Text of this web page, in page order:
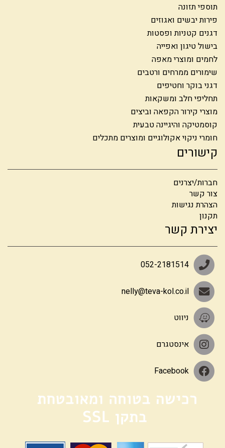
תוספי תזונה
פירות יבשים ואגוזים
דגנים קטניות ופסטות
בישול טיגון ואפייה
לחמים ומוצרי מאפה
שימורים ממרחים ורטבים
דגני בוקר וחטיפים
תחליפי חלב ומשקאות
מוצרי קירור הקפאה וביצים
קוסמטיקה והיגיינה טבעית
חומרי ניקוי אקולוגיים ומוצרים מתכלים
קישורים
חברות/יצרנים
צור קשר
הצהרת נגישות
תקנון
יצירת קשר
052-2181514
nelly@teva-kol.co.il
ניווט
אינסטגרם
Facebook